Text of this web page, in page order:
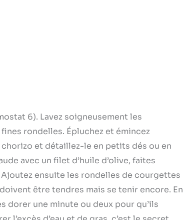
6). Lavez soigneusement les
rondelles. Épluchez et émincez
chorizo et détaillez-le en petits dés ou en
avec un filet d’huile d’olive, faites
Ajoutez ensuite les rondelles de courgettes
être tendres mais se tenir encore. En
dorer une minute ou deux pour qu’ils